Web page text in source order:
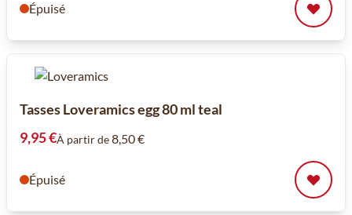
Épuisé
Tasses Loveramics egg 80 ml teal
9,95 €À partir de8,50 €
Épuisé